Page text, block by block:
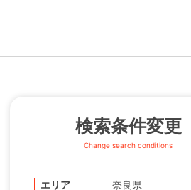
検索条件変更
Change search conditions
エリア 奈良県